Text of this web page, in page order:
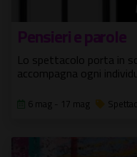
Pensieri e parole
Lo spettacolo porta in
accompagna ogni
6 mag - 17 mag